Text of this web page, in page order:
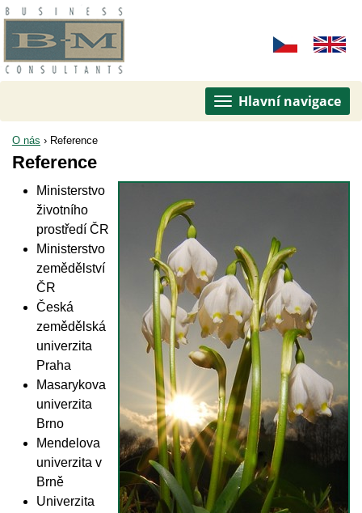
Hlavní navigace
O nás › Reference
Reference
Ministerstvo
životního
prostředí ČR
Ministerstvo
zemědělství
ČR
Česká
zemědělská
univerzita
Praha
Masarykova
univerzita
Brno
Mendelova
univerzita v
Brně
Univerzita